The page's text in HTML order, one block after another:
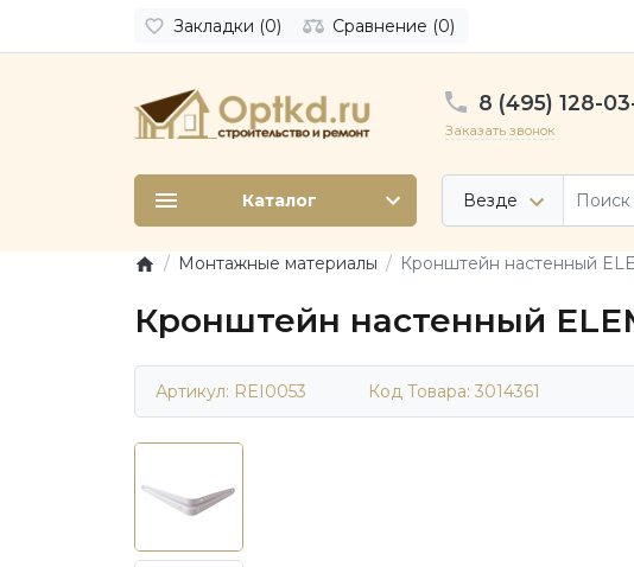
Закладки (0) Сравнение (0)
8 (495) 128-
Заказать звонок
Везде
Каталог
Монтажные материалы Кронштейн настенный
Кронштейн настенный
Артикул: REI0053 Код Товара: 3014361